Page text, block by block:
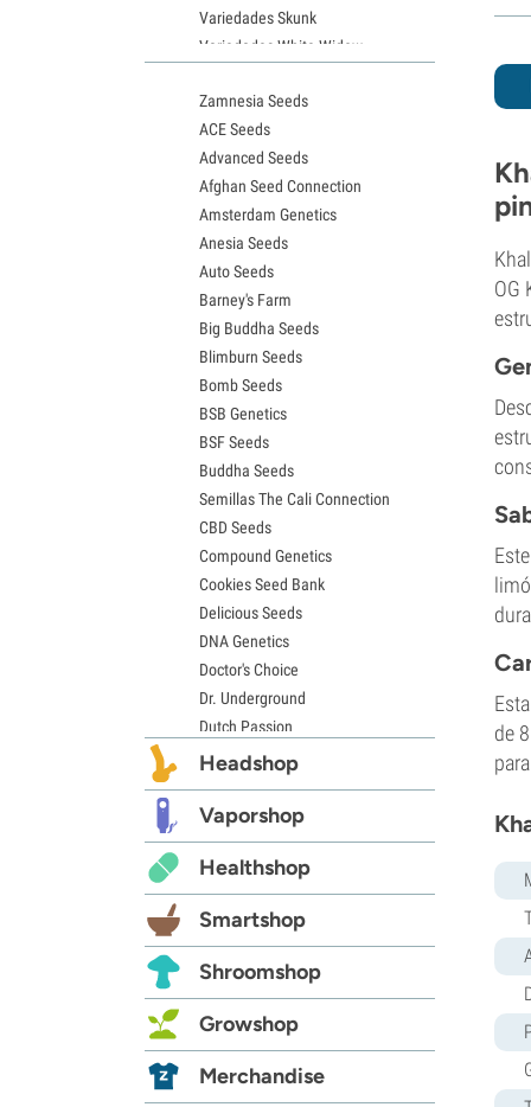
OG
de
Variedades Skunk
Variedades White Widow
Semillas de Granddaddy Purple
Semillas de OG Kush
Semillas de Blue Dream
Semillas de Lemon Haze
Semillas de Bruce Banner
Semillas de Gelato
Semillas de Sour Diesel
Semillas de Jack Herer
Semillas de Girl Scout Cookies
Semillas de Wedding Cake
Semillas de Zkittlez
Semillas de Pineapple Express
Semillas de Chemdawg
Semillas de Hindu Kush
Semillas de Mimosa
Zamnesia Seeds
ACE Seeds
Advanced Seeds
Afghan Seed Connection
Amsterdam Genetics
Anesia Seeds
Auto Seeds
Barney's Farm
Big Buddha Seeds
Blimburn Seeds
Bomb Seeds
BSB Genetics
BSF Seeds
Buddha Seeds
Semillas The Cali Connection
CBD Seeds
Compound Genetics
Cookies Seed Bank
Delicious Seeds
DNA Genetics
Doctor's Choice
Dr. Underground
Dutch Passion
Elite Seeds
Exotic Seed
Expert Seeds
FastBuds
Female Seeds
French Touch Seeds
Garden of Green
GeneSeeds
G13 Labs
Grass-O-Matic
Headshop
Vaporshop
Healthshop
Smartshop
Shroomshop
Growshop
Merchandise